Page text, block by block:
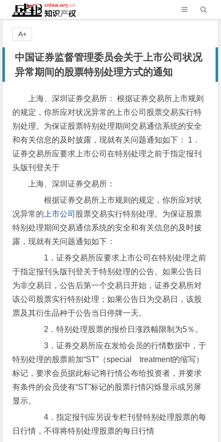
中国证券监督管理委员会关于上市公司状况
异常期间的股票特别处理方式的通知
上海、深圳证券交易所： 根据证券交易所上市规则
的规定，你所应对状况异常的上市公司股票交易实行特
别处理。为保证股票特别处理期间交易通信系统的安全
和有关信息的及时披露，现就有关问题通知如下： 1．
证券交易所应要求上市公司在特别处理之前于指定报刊
头版刊登关于
上海、深圳证券交易所：
根据证券交易所上市规则的规定，你所应对状
况异常的 上市公司 股票交易实行特别处理。为保证股票
特别处理期间交易通信系统的安全和有关信息的及时披
露，现就有关问题通知如下：
1．证券交易所应要求上市公司在特别处理之前
于指定报刊头版刊登关于特别处理的公告。如果公告日
为非交易日，公告后第一个交易日开始，证券交易所对
该公司股票实行特别处理；如果公告日为交易日，该股
票及其衍生品种于公告当日停牌一天。
2．特别处理股票的报价日涨跌幅限制为5％。
3．证券交易所应在发给会员的行情数据中，于
特别处理的股票前加“ST”（special treatment的缩写）
标记，要求会员据此标记将行情公布给投资者，并要求
有条件的会员使有“ST”标记的股票行情闪烁显示或另屏
显示。
4．指定报刊应另设专栏刊登特别处理股票的每
日行情，不得将特别处理股票的每日行情
A+